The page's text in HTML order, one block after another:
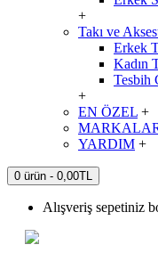
+
Takı ve
Erkek
Kadın
Tesbih
+
EN ÖZEL +
YARDIM +
0 ürün - 0,00TL
Alışveriş sepetiniz